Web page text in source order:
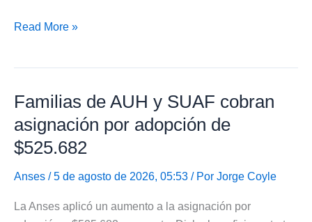
Montos
AUH
Tarjeta
Alimentar
y
en
Read More »
Familias de AUH y SUAF cobran
asignación por adopción de
$525.682
Anses / 5 de agosto de 2026, 05:53 / Por Jorge Coyle
La Anses aplicó un aumento a la asignación por